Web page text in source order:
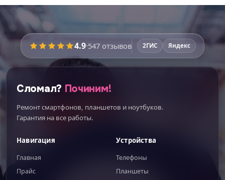
4.9·547 отзывов 2ГИС Яндекс
Сломал? Починим!
Ремонт смартфонов, планшетов и ноутбуков.
Гарантия на все работы.
Навигация
Главная
Прайс
Устройства
Телефоны
Планшеты